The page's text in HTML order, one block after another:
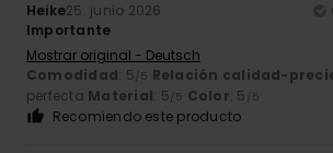
Heike25. junio 2026
Importante
Mostrar original - Deutsch
Comodidad: 5/5 Relación calidad-
perfecta Material: 5/5 Color: 5 /5
Recomiendo este producto